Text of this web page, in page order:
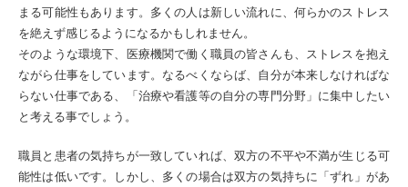
まる可能性もあります。多くの人は新しい流れに、何らかのストレス
を絶えず感じるようになるかもしれません。
そのような環境下、医療機関で働く職員の皆さんも、ストレスを抱え
ながら仕事をしています。なるべくならば、自分が本来しなければな
らない仕事である、「治療や看護等の自分の専門分野」に集中したい
と考える事でしょう。
職員と患者の気持ちが一致していれば、双方の不平や不満が生じる可
能性は低いです。しかし、多くの場合は双方の気持ちに「ずれ」があ